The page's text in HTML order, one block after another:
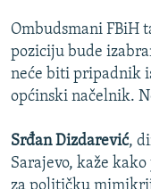
Ombudsmani FBiH
poziciju bude
neće biti pripadnik
općinski načelnik.
Srđan Dizdarević,
Sarajevo, kaže